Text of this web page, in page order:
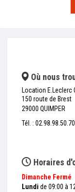
Où nous
Location E.Leclerc
150 route de Brest
29000 QUIMPER
Tél. : 02.98.98.50.70
Horaires
Dimanche Fermé
Lundi de 09:00 à